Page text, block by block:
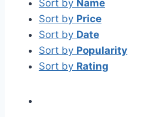
Sort by Name
Sort by Price
Sort by Date
Sort by Popularity
Sort by Rating